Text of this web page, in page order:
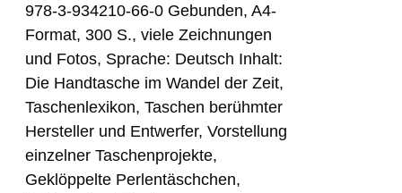
978-3-934210-66-0 Gebunden, A4-
Format, 300 S., viele Zeichnungen
und Fotos, Sprache: Deutsch Inhalt:
Die Handtasche im Wandel der Zeit,
Taschenlexikon, Taschen berühmter
Hersteller und Entwerfer, Vorstellung
einzelner Taschenprojekte,
Geklöppelte Perlentäschchen,